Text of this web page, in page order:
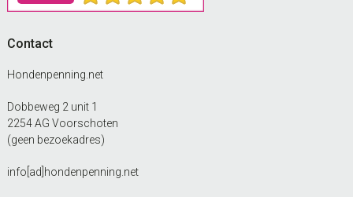
Contact
Hondenpenning.net
Dobbeweg 2 unit 1
2254 AG Voorschoten
(geen bezoekadres)
info[ad]hondenpenning.net